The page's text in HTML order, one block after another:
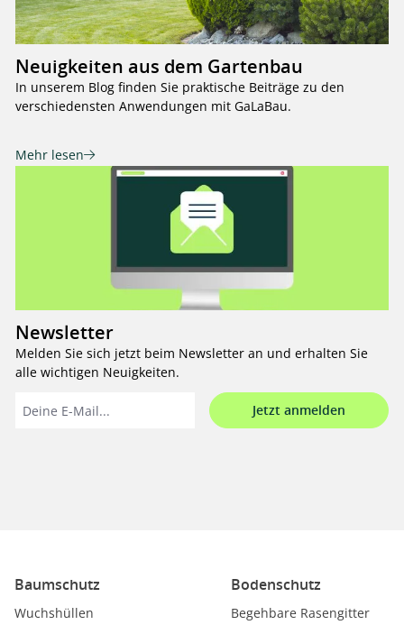
Neuigkeiten aus dem Gartenbau
In unserem Blog finden Sie praktische Beiträge zu den
verschiedensten Anwendungen mit GaLaBau.
Mehr lesen
Newsletter
Melden Sie sich jetzt beim Newsletter an und erhalten Sie
alle wichtigen Neuigkeiten.
Jetzt anmelden
Baumschutz
Wuchshüllen
Bodenschutz
Begehbare Rasengitter